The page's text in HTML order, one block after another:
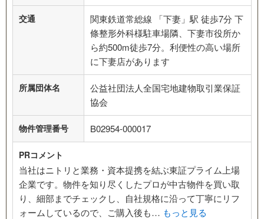
交通
関東鉄道常総線 「下妻」駅 徒歩7分 下
條整形外科様駐車場隣、下妻市役所か
ら約500m徒歩7分。利便性の高い場所
に下妻店があります
所属団体名
公益社団法人全国宅地建物取引業保証
協会
物件管理番号 B02954-000017
PRコメント
当社はニトリと業務・資本提携を結ぶ東証プライム上場
企業です。物件を知り尽くしたプロが中古物件を買い取
り、細部までチェックし、自社規格に沿って丁寧にリフ
ォームしているので、ご購入後も… もっと見る